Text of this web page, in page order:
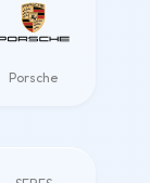
Porsche